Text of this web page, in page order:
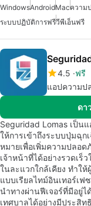
WindowsAndroidMacความ
ระบบปฏิบัติการฟรีวีพีเอ็นฟรี
4.5 ฟรี
แอปความป
ดา
Seguridad Lomas เป็น
ให้การเข้าถึงระบบปุ่มฉุก
หมายเพื่อเพิ่มความปลอ
เจ้าหน้าที่ได้อย่างรวดเ
ในละแวกใกล้เคียง ทำใ
แบบเรียลไทม์อินเทอร์เฟ
นำทางผ่านฟีเจอร์ที่มีอยู่ไ
เทศบาลได้อย่างมีประสิ